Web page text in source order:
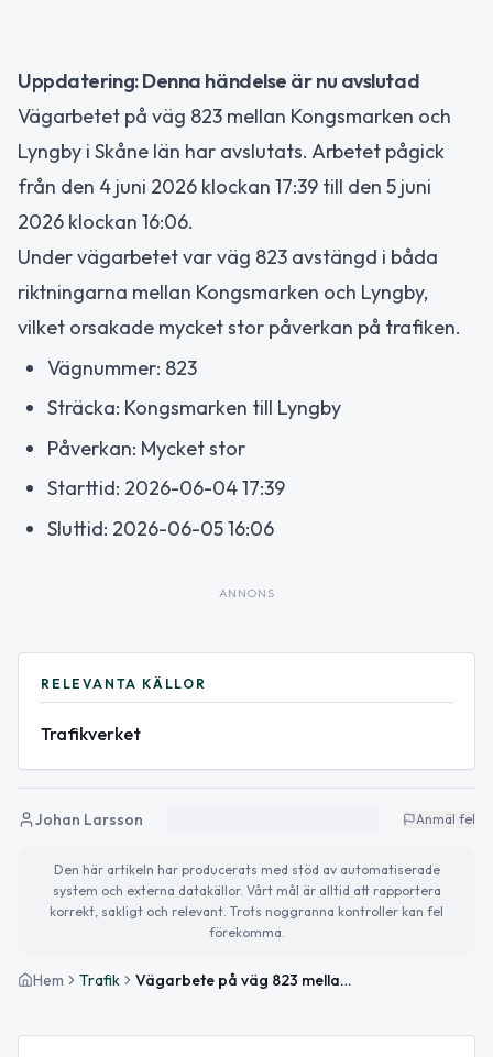
Uppdatering: Denna händelse är nu avslutad
Vägarbetet på väg 823 mellan Kongsmarken och
Lyngby i Skåne län har avslutats. Arbetet pågick
från den 4 juni 2026 klockan 17:39 till den 5 juni
2026 klockan 16:06.
Under vägarbetet var väg 823 avstängd i båda
riktningarna mellan Kongsmarken och Lyngby,
vilket orsakade mycket stor påverkan på trafiken.
Vägnummer: 823
Sträcka: Kongsmarken till Lyngby
Påverkan: Mycket stor
Starttid: 2026-06-04 17:39
Sluttid: 2026-06-05 16:06
ANNONS
RELEVANTA KÄLLOR
Trafikverket
Johan Larsson Anmäl fel
Den här artikeln har producerats med stöd av automatiserade
system och externa datakällor. Vårt mål är alltid att rapportera
korrekt, sakligt och relevant. Trots noggranna kontroller kan fel
förekomma.
Hem Trafik Vägarbete på väg 823 mellan Kongsmarken och Lyngby avslutat